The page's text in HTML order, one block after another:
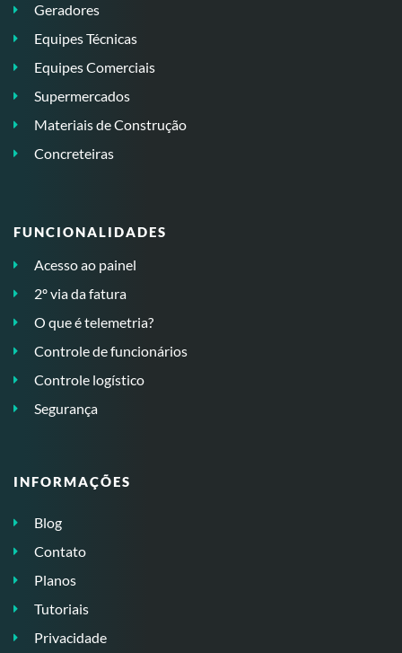
Geradores
Equipes Técnicas
Equipes Comerciais
Supermercados
Materiais de Construção
Concreteiras
FUNCIONALIDADES
Acesso ao painel
2º via da fatura
O que é telemetria?
Controle de funcionários
Controle logístico
Segurança
INFORMAÇÕES
Blog
Contato
Planos
Tutoriais
Privacidade